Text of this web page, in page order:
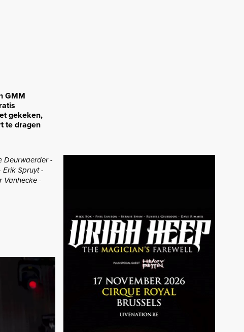
GMM
gekeken,
te dragen
Deurwaerder -
Erik Spruyt -
Vanhecke -